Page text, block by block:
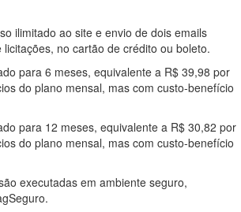
ilimitado ao site e envio de dois emails
no cartão de crédito ou boleto.
para 6 meses, equivalente a R$ 39,98 por
do plano mensal, mas com custo-benefício
para 12 meses, equivalente a R$ 30,82 por
do plano mensal, mas com custo-benefício
executadas em ambiente seguro,